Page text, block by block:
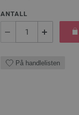
ANTALL
På handlelisten